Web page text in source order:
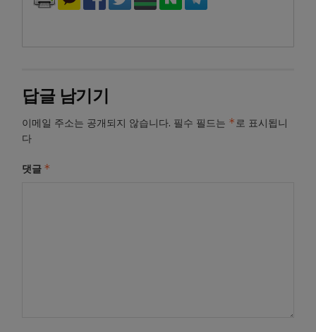
답글 남기기
이메일 주소는 공개되지 않습니다. 필수 필드는 *로 표시됩니
다
댓글 *